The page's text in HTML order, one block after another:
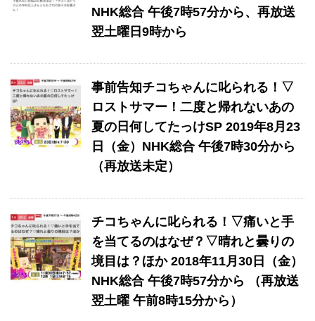
NHK総合 午後7時57分から、再放送
翌土曜日9時から
事前告知チコちゃんに叱られる！▽
ロストサマー！二度と帰れないあの
夏の日何してたっけSP 2019年8月23
日（金）NHK総合 午後7時30分から
（再放送未定）
チコちゃんに叱られる！▽痛いと手
を当てるのはなぜ？▽晴れと曇りの
境目は？ほか 2018年11月30日（金）
NHK総合 午後7時57分から （再放送
翌土曜 午前8時15分から）